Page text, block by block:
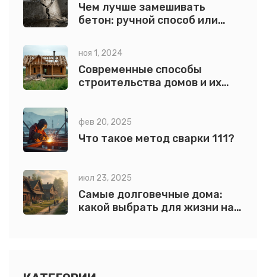
Чем лучше замешивать
бетон: ручной способ или
ноя 1, 2024
Современные способы
строительства домов и их
фев 20, 2025
Что такое метод сварки 111?
июл 23, 2025
Самые долговечные дома:
какой выбрать для жизни на